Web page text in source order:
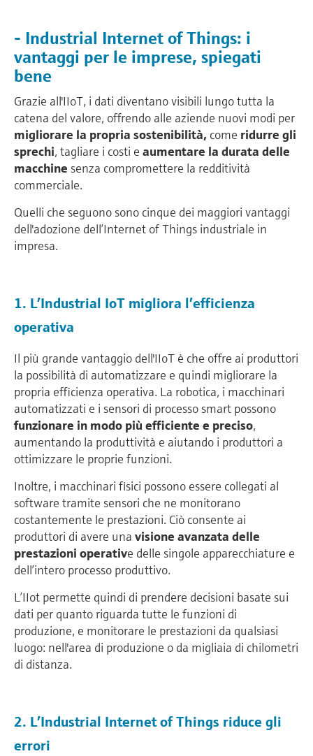
- Industrial Internet of Things: i
vantaggi per le imprese, spiegati
bene
Grazie all'IIoT, i dati diventano visibili lungo tutta la
catena del valore, offrendo alle aziende nuovi modi per
migliorare la propria sostenibilità, come ridurre gli
sprechi, tagliare i costi e aumentare la durata delle
macchine senza compromettere la redditività
commerciale.
Quelli che seguono sono cinque dei maggiori vantaggi
dell'adozione dell’Internet of Things industriale in
impresa.
1. L’Industrial IoT migliora l’efficienza
operativa
Il più grande vantaggio dell'IIoT è che offre ai produttori
la possibilità di automatizzare e quindi migliorare la
propria efficienza operativa. La robotica, i macchinari
automatizzati e i sensori di processo smart possono
funzionare in modo più efficiente e preciso,
aumentando la produttività e aiutando i produttori a
ottimizzare le proprie funzioni.
Inoltre, i macchinari fisici possono essere collegati al
software tramite sensori che ne monitorano
costantemente le prestazioni. Ciò consente ai
produttori di avere una visione avanzata delle
prestazioni operative delle singole apparecchiature e
dell’intero processo produttivo.
L’IIot permette quindi di prendere decisioni basate sui
dati per quanto riguarda tutte le funzioni di
produzione, e monitorare le prestazioni da qualsiasi
luogo: nell'area di produzione o da migliaia di chilometri
di distanza.
2. L’Industrial Internet of Things riduce gli
errori